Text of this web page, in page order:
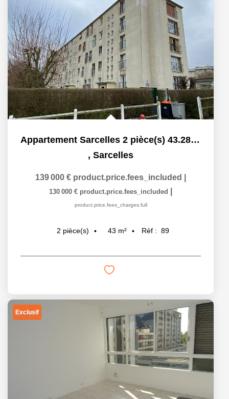
Appartement Sarcelles 2 pièce(s) 43.28 m2
, Sarcelles
139 000 € product.price.fees_included
130 000 € product.price.fees_included
product.price.fees_charges.full
2 pièce(s) 43 m² Réf : 89
Exclusif